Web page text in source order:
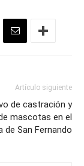
Artículo siguiente
de castración y
mascotas en el
de San Fernando